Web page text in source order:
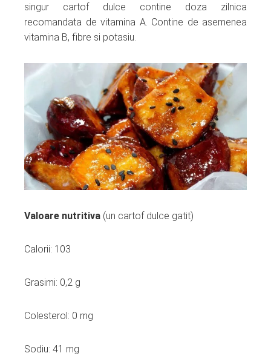
singur cartof dulce contine doza zilnica
recomandata de vitamina A. Contine de asemenea
vitamina B, fibre si potasiu.
Valoare nutritiva (un cartof dulce gatit)
Calorii: 103
Grasimi: 0,2 g
Colesterol: 0 mg
Sodiu: 41 mg